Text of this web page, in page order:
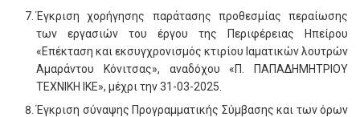
Έγκριση χορήγησης παράτασης προθεσμίας περαίωσης
των εργασιών του έργου της Περιφέρειας Ηπείρου
«Επέκταση και εκσυγχρονισμός κτιρίου Ιαματικών λουτρών
Αμαράντου Κόνιτσας», αναδόχου «Π. ΠΑΠΑΔΗΜΗΤΡΙΟΥ
ΤΕΧΝΙΚΗ ΙΚΕ», μέχρι την 31-03-2025.
Έγκριση σύναψης Προγραμματικής Σύμβασης και των όρων